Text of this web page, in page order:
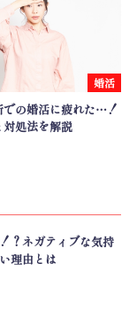
婚活
での婚活に疲れた…！
対処法を解説
？ネガティブな気持
理由とは